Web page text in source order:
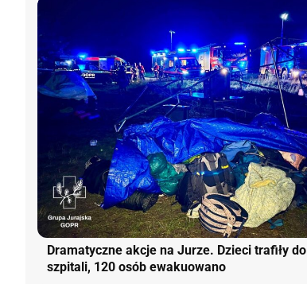
Dramatyczne akcje na Jurze. Dzieci trafiły do
szpitali, 120 osób ewakuowano